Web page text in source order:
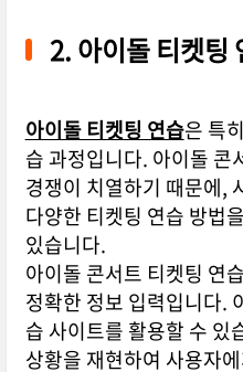
2. 아이돌 티켓팅
아이돌 티켓팅 연습은 특
습 과정입니다. 아이돌 콘
경쟁이 치열하기 때문에,
다양한 티켓팅 연습 방법
있습니다.
아이돌 콘서트 티켓팅 연
정확한 정보 입력입니다.
습 사이트를 활용할 수 있
상황을 재현하여 사용자